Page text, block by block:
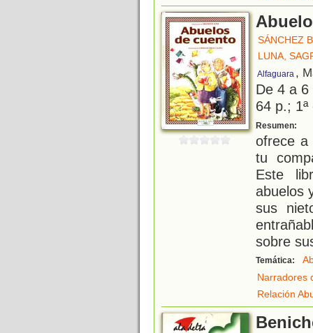
SÁNCHEZ
LUNA,
Alfaguara ,
De 4 a
64 p.;
Resumen:
ofrece a
tu
Este
abuelos
sus
sobre
Temática:
Narradores
Relación